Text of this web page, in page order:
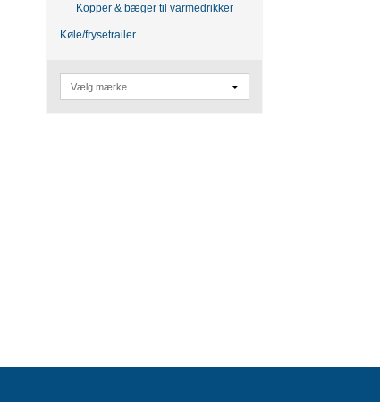
Kopper & bæger til varmedrikker
Køle/frysetrailer